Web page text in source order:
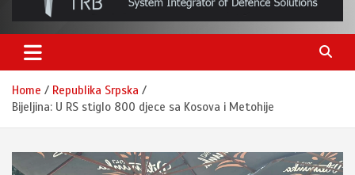
Home
Republika Srpska
Bijeljina: U RS stiglo 800 djece sa Kosova i Metohije